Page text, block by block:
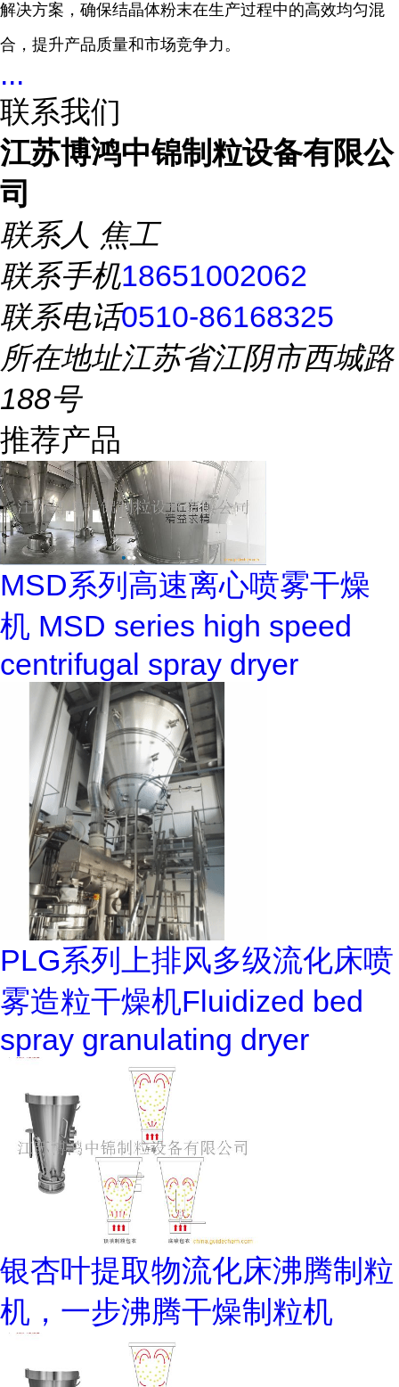
解决方案，确保结晶体粉末在生产过程中的高效均匀混
合，提升产品质量和市场竞争力。
...
联系我们
江苏博鸿中锦制粒设备有限公
司
联系人 焦工
联系手机18651002062
联系电话0510-86168325
所在地址江苏省江阴市西城路
188号
推荐产品
MSD系列高速离心喷雾干燥
机 MSD series high speed
centrifugal spray dryer
PLG系列上排风多级流化床喷
雾造粒干燥机Fluidized bed
spray granulating dryer
银杏叶提取物流化床沸腾制粒
机，一步沸腾干燥制粒机